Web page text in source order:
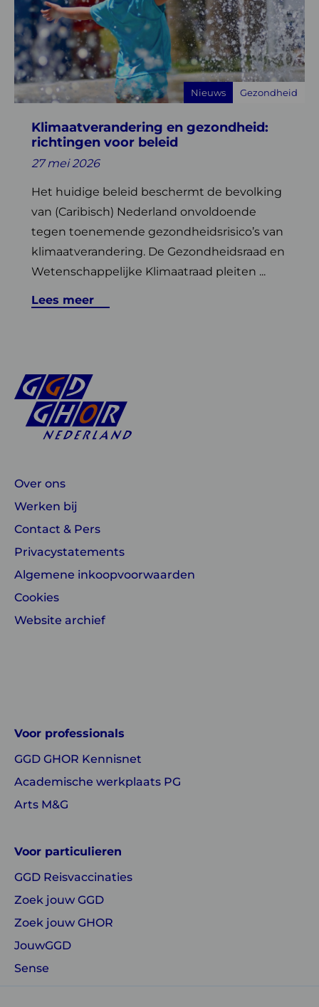
Klimaatverandering en gezondheid:
richtingen voor beleid
27 mei 2026
Het huidige beleid beschermt de bevolking
van (Caribisch) Nederland onvoldoende
tegen toenemende gezondheidsrisico’s van
klimaatverandering. De Gezondheidsraad en
Wetenschappelijke Klimaatraad pleiten ...
Lees meer
Nieuws Gezondheid
Klimaatverandering
en
gezondheid:
richtingen
voor
beleid
Over ons
Werken bij
Contact & Pers
Privacystatements
Algemene inkoopvoorwaarden
Cookies
Website archief
GHOR
Nederland
GHOR
Nederland
Voor professionals
GGD GHOR Kennisnet
Academische werkplaats PG
Arts M&G
Voor particulieren
GGD Reisvaccinaties
Zoek jouw GGD
Zoek jouw GHOR
JouwGGD
Sense